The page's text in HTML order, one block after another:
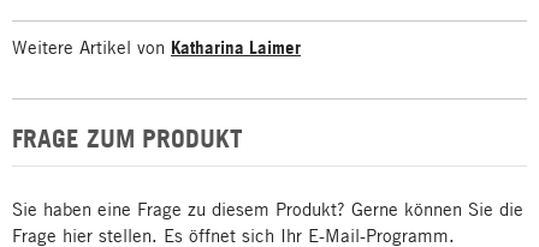
Weitere Artikel von Katharina Laimer
FRAGE ZUM PRODUKT
Sie haben eine Frage zu diesem Produkt? Gerne können Sie die
Frage hier stellen. Es öffnet sich Ihr E-Mail-Programm.